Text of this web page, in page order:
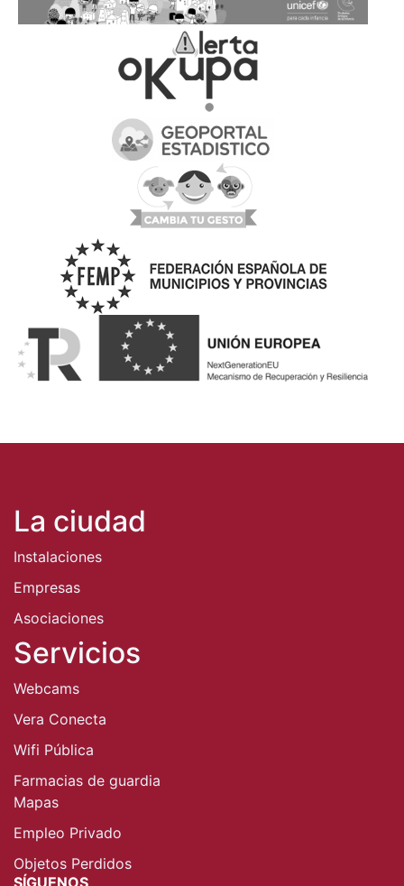
La ciudad
Instalaciones
Empresas
Asociaciones
Servicios
Webcams
Vera Conecta
Wifi Pública
Farmacias de guardia
Mapas
Empleo Privado
Objetos Perdidos